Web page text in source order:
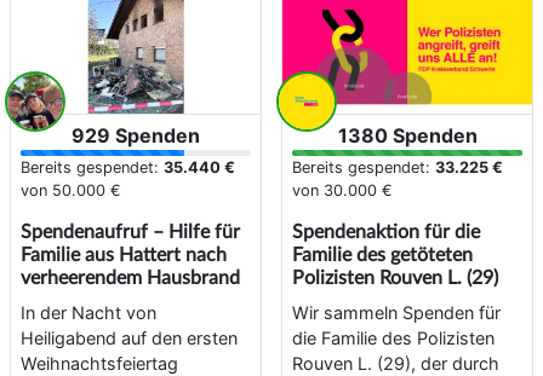
929 Spenden
Bereits gespendet: 35.440 €
von 50.000 €
Spendenaufruf – Hilfe für
Familie aus Hattert nach
verheerendem Hausbrand
In der Nacht von
Heiligabend auf den ersten
Weihnachtsfeiertag
1380 Spenden
Bereits gespendet: 33.225 €
von 30.000 €
Spendenaktion für die
Familie des getöteten
Polizisten Rouven L. (29)
Wir sammeln Spenden für
die Familie des Polizisten
Rouven L. (29), der durch